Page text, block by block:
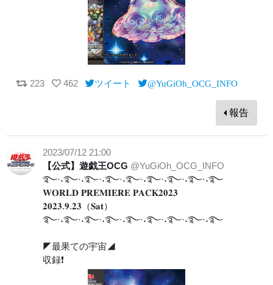
223 462 ツイート @YuGiOh_OCG_INFO
報告
2023/07/12 21:00
【公式】遊戯王OCG @YuGiOh_OCG_INFO
࿐·˖࿐·˖࿐·˖࿐·˖࿐·˖࿐·˖࿐·˖࿐·˖࿐
𝐖𝐎𝐑𝐋𝐃 𝐏𝐑𝐄𝐌𝐈𝐄𝐑𝐄 𝐏𝐀𝐂𝐊𝟐𝟎𝟐𝟑
𝟐𝟎𝟐𝟑.𝟗.𝟐𝟑（𝐒𝐚𝐭）
࿐·˖࿐·˖࿐·˖࿐·˖࿐·˖࿐·˖࿐·˖࿐·˖࿐
◤最果ての宇宙◢
収録❗️